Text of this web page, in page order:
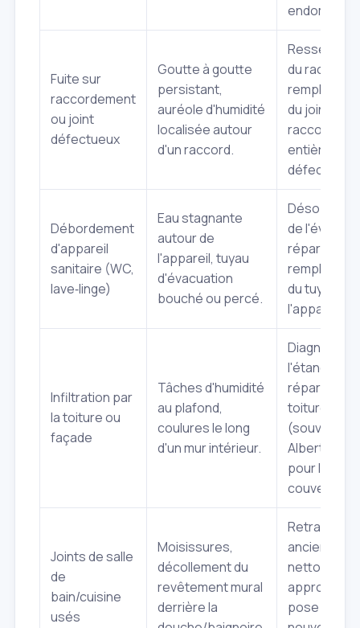
Fuite sur
raccordement
ou joint
défectueux
Goutte à goutte
persistant,
auréole d'humidité
localisée autour
d'un raccord.
du raccord,
du joint ou
raccord
défectueux.
Débordement
d'appareil
sanitaire (WC,
lave‑linge)
Eau stagnante
autour de
l'appareil, tuyau
d'évacuation
bouché ou percé.
de
réparation
du tuyau ou
l'appareil.
Infiltration par
la toiture ou
façade
Tâches d'humidité
au plafond,
coulures le long
d'un mur intérieur.
Diagnostic
l'étanchéité,
réparation
toiture
(souvent
Albert et Fils
pour la
Joints de salle
de
bain/cuisine
usés
Moisissures,
décollement du
revêtement mural
derrière la
Retrait des
anciens
nettoyage
approfondi,
pose de